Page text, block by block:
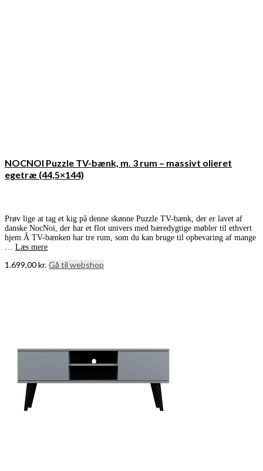
NOCNOI Puzzle TV-bænk, m. 3 rum – massivt olieret
egetræ (44,5×144)
Prøv lige at tag et kig på denne skønne Puzzle TV-bænk, der er lavet af
danske NocNoi, der har et flot univers med bæredygtige møbler til ethvert
hjem.Â TV-bænken har tre rum, som du kan bruge til opbevaring af mange
… Læs mere
1.699,00kr. Gå til webshop